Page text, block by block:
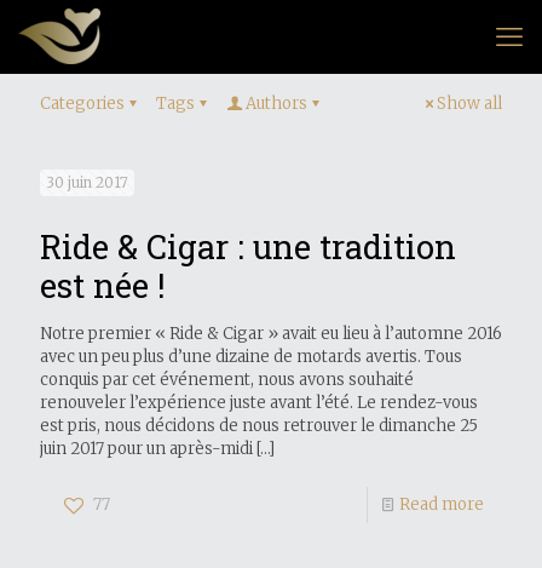
Categories Tags Authors Show all
30 juin 2017
Ride & Cigar : une tradition
est née !
Notre premier « Ride & Cigar » avait eu lieu à l’automne 2016
avec un peu plus d’une dizaine de motards avertis. Tous
conquis par cet événement, nous avons souhaité
renouveler l’expérience juste avant l’été. Le rendez-vous
est pris, nous décidons de nous retrouver le dimanche 25
juin 2017 pour un après-midi […]
77 Read more